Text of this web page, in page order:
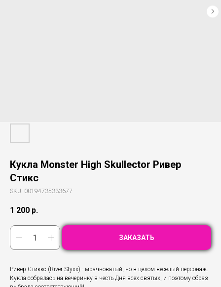
Кукла Monster High Skullector Ривер
Стикс
SKU: 00194735333677
1 200 р.
ЗАКАЗАТЬ
Ривер Стиккс (River Styxx) - мрачноватый, но в целом веселый персонаж.
Кукла собралась на вечеринку в честь Дня всех святых, и поэтому образ